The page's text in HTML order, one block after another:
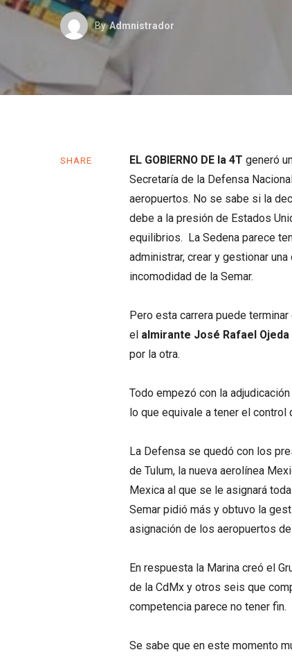
By Admnistrador
SHARE EL GOBIERNO DE la 4T generó
Secretaría de la Defensa
aeropuertos. No se sabe si la
debe a la presión de Estados
equilibrios. La Sedena parece
administrar, crear y gestionar
incomodidad de la Semar.
Pero esta carrera puede
el almirante José Rafael Ojeda
por la otra.
Todo empezó con la
lo que equivale a tener el
La Defensa se quedó con los
de Tulum, la nueva aerolínea
Mexica al que se le asignará
Semar pidió más y obtuvo la
asignación de los aeropuertos de
En respuesta la Marina creó el
de la CdMx y otros seis que
competencia parece no tener fin.
Se sabe que en este momento